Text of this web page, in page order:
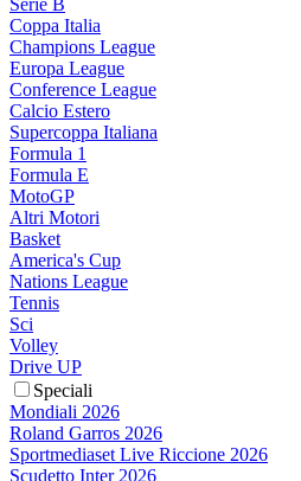
Serie B
Coppa Italia
Champions League
Europa League
Conference League
Calcio Estero
Supercoppa Italiana
Formula 1
Formula E
MotoGP
Altri Motori
Basket
America's Cup
Nations League
Tennis
Sci
Volley
Drive UP
Speciali
Mondiali 2026
Roland Garros 2026
Sportmediaset Live Riccione 2026
Scudetto Inter 2026